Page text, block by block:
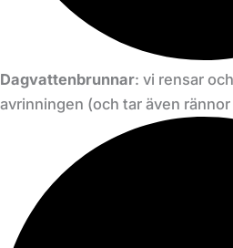
Dagvattenbrunnar: vi rensar
avrinningen (och tar även